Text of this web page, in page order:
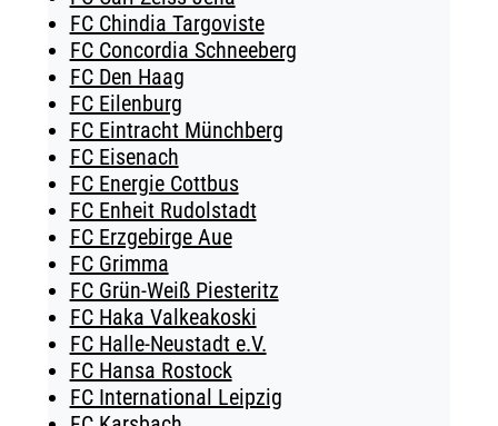
FC Chindia Targoviste
FC Concordia Schneeberg
FC Den Haag
FC Eilenburg
FC Eintracht Münchberg
FC Eisenach
FC Energie Cottbus
FC Enheit Rudolstadt
FC Erzgebirge Aue
FC Grimma
FC Grün-Weiß Piesteritz
FC Haka Valkeakoski
FC Halle-Neustadt e.V.
FC Hansa Rostock
FC International Leipzig